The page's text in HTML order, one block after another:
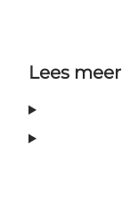
Lees meer